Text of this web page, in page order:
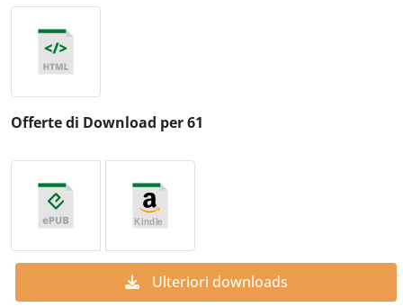
Offerte di Download per 61
Ulteriori downloads